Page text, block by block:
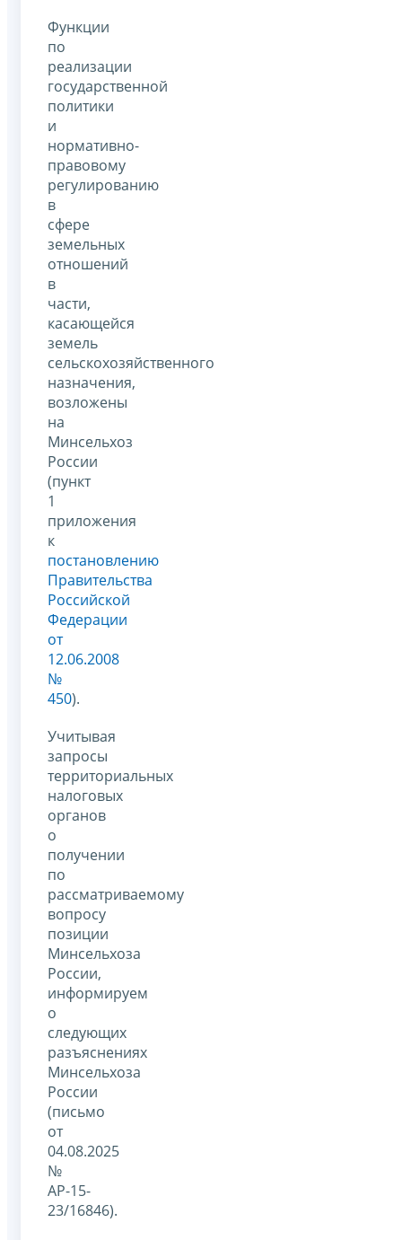
Функции
по
реализации
государственной
политики
и
нормативно-
правовому
регулированию
в
сфере
земельных
отношений
в
части,
касающейся
земель
сельскохозяйственного
назначения,
возложены
на
Минсельхоз
России
(пункт
1
приложения
к
постановлению
Правительства
Российской
Федерации
от
12.06.2008
№
450).
Учитывая
запросы
территориальных
налоговых
органов
о
получении
по
рассматриваемому
вопросу
позиции
Минсельхоза
России,
информируем
о
следующих
разъяснениях
Минсельхоза
России
(письмо
от
04.08.2025
№
АР-15-
23/16846).